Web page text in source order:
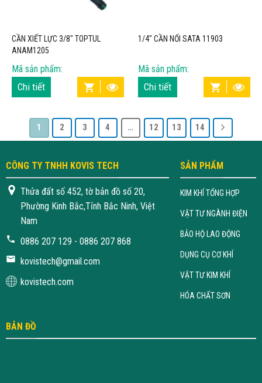
CẦN XIẾT LỰC 3/8″ TOPTUL
ANAM1205
Mã sản phẩm:
Chi tiết
1/4″ CẦN NỐI SATA 11903
Mã sản phẩm:
Chi tiết
1 2 3 4 … 12 13 14
CÔNG TY TNHH KOVIS TECH
Thửa đất số 452, tờ bản đồ số 20,
Phường Kinh Bắc,Tỉnh Bắc Ninh, Việt
Nam
0886 207 129 - 0886 207 868
kovistech@gmail.com
kovistech.com
SẢN PHẨM
KIM KHÍ TỔNG HỢP
VẬT TƯ NGÀNH ĐIỆN
BẢO HỘ LAO ĐỘNG
DỤNG CỤ CƠ KHÍ
VẬT TƯ KIM KHÍ
HÓA CHẤT SƠN
BẢN ĐỒ